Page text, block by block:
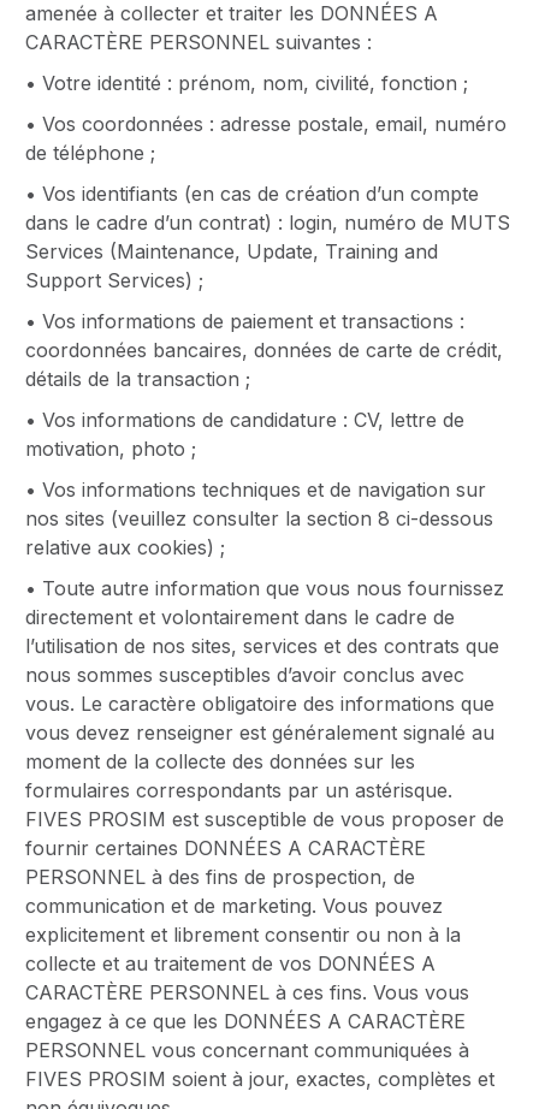
amenée à collecter et traiter les DONNÉES A
CARACTÈRE PERSONNEL suivantes :
• Votre identité : prénom, nom, civilité, fonction ;
• Vos coordonnées : adresse postale, email, numéro
de téléphone ;
• Vos identifiants (en cas de création d’un compte
dans le cadre d’un contrat) : login, numéro de MUTS
Services (Maintenance, Update, Training and
Support Services) ;
• Vos informations de paiement et transactions :
coordonnées bancaires, données de carte de crédit,
détails de la transaction ;
• Vos informations de candidature : CV, lettre de
motivation, photo ;
• Vos informations techniques et de navigation sur
nos sites (veuillez consulter la section 8 ci-dessous
relative aux cookies) ;
• Toute autre information que vous nous fournissez
directement et volontairement dans le cadre de
l’utilisation de nos sites, services et des contrats que
nous sommes susceptibles d’avoir conclus avec
vous. Le caractère obligatoire des informations que
vous devez renseigner est généralement signalé au
moment de la collecte des données sur les
formulaires correspondants par un astérisque.
FIVES PROSIM est susceptible de vous proposer de
fournir certaines DONNÉES A CARACTÈRE
PERSONNEL à des fins de prospection, de
communication et de marketing. Vous pouvez
explicitement et librement consentir ou non à la
collecte et au traitement de vos DONNÉES A
CARACTÈRE PERSONNEL à ces fins. Vous vous
engagez à ce que les DONNÉES A CARACTÈRE
PERSONNEL vous concernant communiquées à
FIVES PROSIM soient à jour, exactes, complètes et